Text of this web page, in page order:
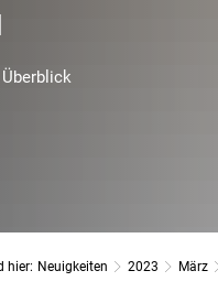
hier: Neuigkeiten 2023 März